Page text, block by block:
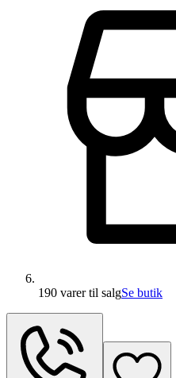
190 varertil salgSe butik